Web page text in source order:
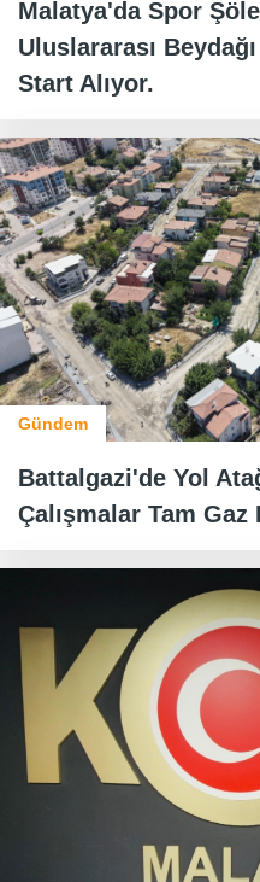
Malatya'da Spor
Uluslararası
Start Alıyor.
Gündem
Battalgazi'de Yol
Çalışmalar Tam Gaz